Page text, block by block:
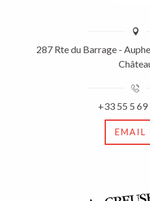
287 Rte du Barrage -
+33 55 5 69
EMAIL